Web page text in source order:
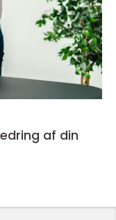
af din